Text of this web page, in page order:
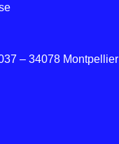
– 34078 Montpellier